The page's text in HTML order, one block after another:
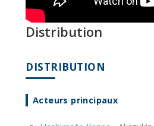
Distribution
DISTRIBUTION
Acteurs principaux